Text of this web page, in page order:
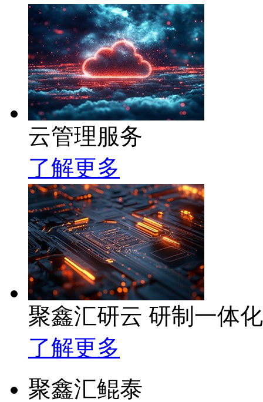
云管理服务
了解更多
聚鑫汇研云 研制一体
了解更多
聚鑫汇鲲泰